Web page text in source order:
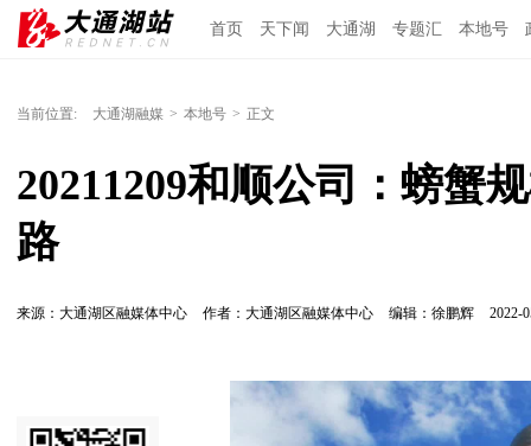
首页 天下闻 大通湖 专题汇 本地号
当前位置: 大通湖融媒 > 本地号 > 正文
20211209和顺公司：螃蟹
路
来源：大通湖区融媒体中心 作者：大通湖区融媒体中心 编辑：徐鹏辉 2022-